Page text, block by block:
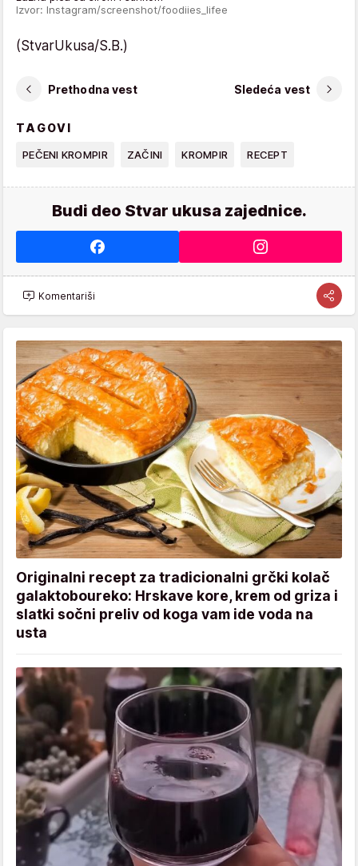
Izvor: Instagram/screenshot/foodiies_lifee
(StvarUkusa/S.B.)
Prethodna vest Sledeća vest
TAGOVI
PEČENI KROMPIR ZAČINI KROMPIR RECEPT
Budi deo Stvar ukusa zajednice.
Komentariši
Originalni recept za tradicionalni grčki kolač
galaktoboureko: Hrskave kore, krem od griza i
slatki sočni preliv od koga vam ide voda na
usta